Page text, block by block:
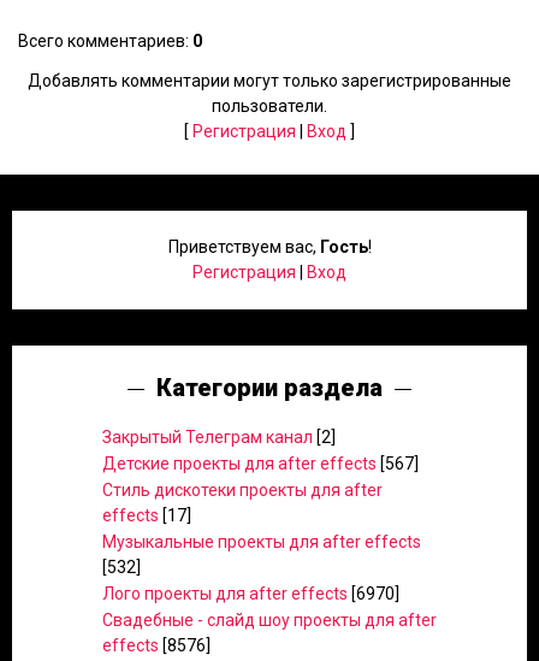
Всего комментариев: 0
Добавлять комментарии могут только зарегистрированные
пользователи.
[ Регистрация Вход ]
Приветствуем вас, Гость!
Регистрация
Вход
Категории раздела
Закрытый Телеграм канал [2]
Детские проекты для after effects [567]
Стиль дискотеки проекты для after
effects [17]
Музыкальные проекты для after effects
[532]
Лого проекты для after effects [6970]
Свадебные - слайд шоу проекты для after
effects [8576]